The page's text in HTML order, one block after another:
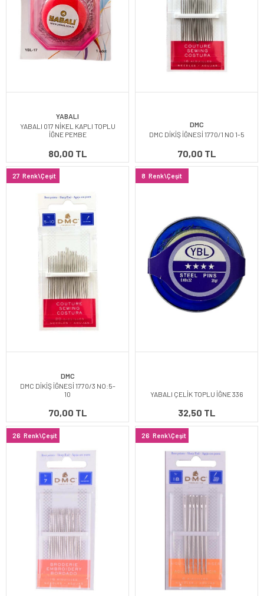
YABALI
YABALI 017 NİKEL KAPLI TOPLU
İĞNE PEMBE
80,00 TL
DMC
DMC DİKİŞ İĞNESİ 1770/1 NO 1-5
70,00 TL
27 Renk\Çeşit
DMC
DMC DİKİŞ İĞNESİ 1770/3 NO:5-
10
70,00 TL
8 Renk\Çeşit
YABALI ÇELİK TOPLU İĞNE 336
32,50 TL
26 Renk\Çeşit 26 Renk\Çeşit